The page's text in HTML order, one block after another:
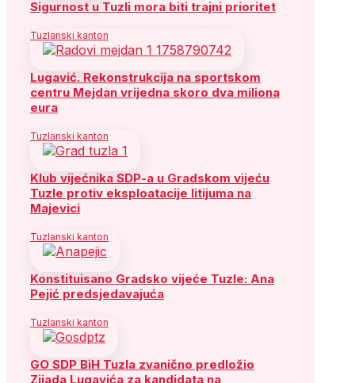
Sigurnost u Tuzli mora biti trajni prioritet
Tuzlanski kanton
Lugavić. Rekonstrukcija na sportskom
centru Mejdan vrijedna skoro dva miliona
eura
Tuzlanski kanton
Klub vijećnika SDP-a u Gradskom vijeću
Tuzle protiv eksploatacije litijuma na
Majevici
Tuzlanski kanton
Konstituisano Gradsko vijeće Tuzle: Ana
Pejić predsjedavajuća
Tuzlanski kanton
GO SDP BiH Tuzla zvanično predložio
Zijada Lugavića za kandidata na